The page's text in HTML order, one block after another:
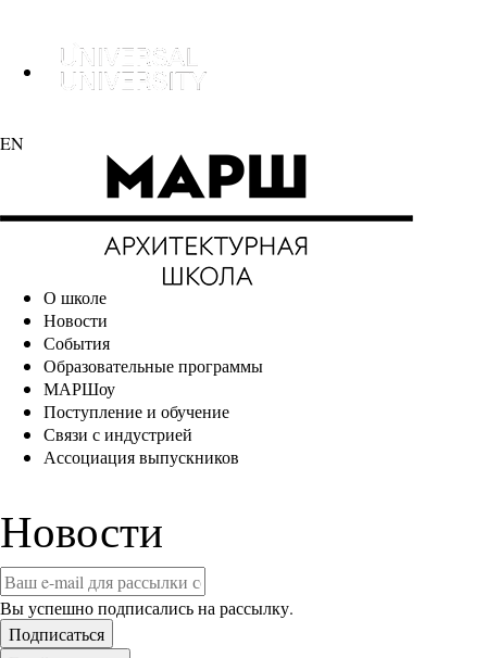
EN
О школе
Новости
События
Образовательные программы
МАРШоу
Поступление и обучение
Связи с индустрией
Ассоциация выпускников
Новости
Вы успешно подписались на рассылку.